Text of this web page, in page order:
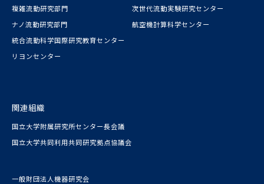
複雑流動研究部門
ナノ流動研究部門
統合流動科学国際研究教育センター
リヨンセンター
次世代流動実験研究センター
航空機計算科学センター
関連組織
国立大学附属研究所センター長会議
国立大学共同利用共同研究拠点協議会
一般財団法人機器研究会